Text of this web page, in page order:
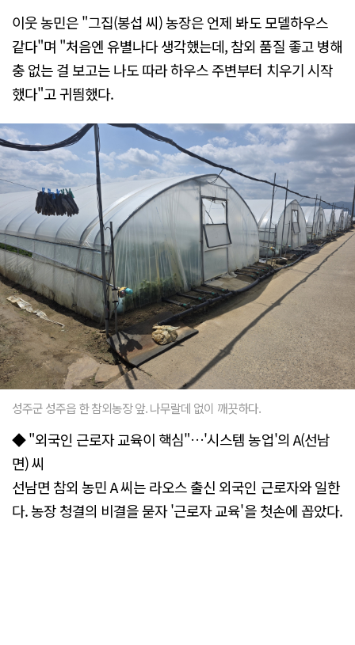
이웃 농민은 "그집(봉섭 씨) 농장은 언제 봐도 모델하우스
같다"며 "처음엔 유별나다 생각했는데, 참외 품질 좋고 병해
충 없는 걸 보고는 나도 따라 하우스 주변부터 치우기 시작
했다"고 귀띔했다.
성주군 성주읍 한 참외농장 앞. 나무랄데 없이 깨끗하다.
◆ "외국인 근로자 교육이 핵심"…'시스템 농업'의 A(선남
면) 씨
선남면 참외 농민 A 씨는 라오스 출신 외국인 근로자와 일한
다. 농장 청결의 비결을 묻자 '근로자 교육'을 첫손에 꼽았다.